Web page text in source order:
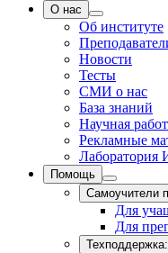
О нас
Об институте
Новости
Тесты
СМИ о нас
База знаний
Научная
Рекламные
Помощь
Самоучители
Для
Для
Техподдержка: